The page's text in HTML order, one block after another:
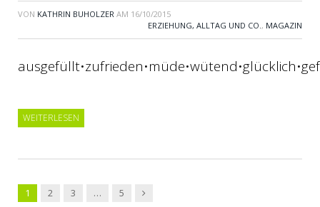
VON KATHRIN BUHOLZER AM 16/10/2015
ERZIEHUNG, ALLTAG UND CO. , MAGAZIN
WEITERLESEN
1 2 3 … 5
Vor